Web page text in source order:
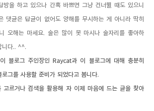
방을 하고 있으나 간혹 바쁘면 그냥 건너뛸 때도 있으니
댓글은 답글이 없어도 양해를 무시하는 게 아니라 딱히
오해는 마세요. 술은 많이 못 마시나 술자리를 좋아하
니다.. ^^.
이 블로그 주인장인 Raycat과 이 블로그에 대해 충분히
그를 사용할 준비가 되었다고 봅니다.
고르거나 검색을 활용해 자 이제 마음에 드는 글을 찾아